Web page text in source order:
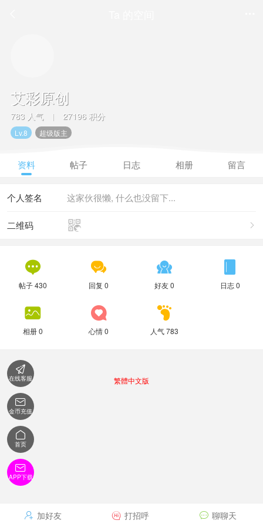
艾彩原创
783 人气 | 27196 积分
Lv.8 超级版主
资料 帖子 日志 相册 留言
这家伙很懒, 什么也没留下...
个人签名


二维码

帖子 430

回复 0

好友 0

日志 0

相册 0

心情 0

人气 783
 加好友  打招呼  聊聊天
繁體中文版

在线客服

金币充值

首页

APP下载